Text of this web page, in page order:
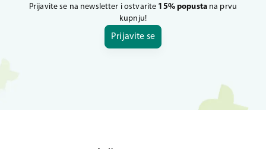
Prijavite se na newsletter i ostvarite 15% popustana prvu
kupnju!
Prijavite se